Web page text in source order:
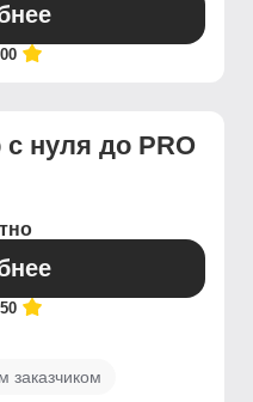
нуля до PRO
заказчиком